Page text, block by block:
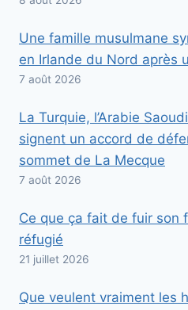
Une famille musulmane
en Irlande du Nord après
7 août 2026
La Turquie, l’Arabie
signent un accord de
sommet de La Mecque
7 août 2026
Ce que ça fait de fuir son
réfugié
21 juillet 2026
Que veulent vraiment les